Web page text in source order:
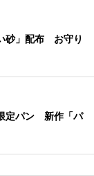
砂」配布 お守り
定パン 新作「パ